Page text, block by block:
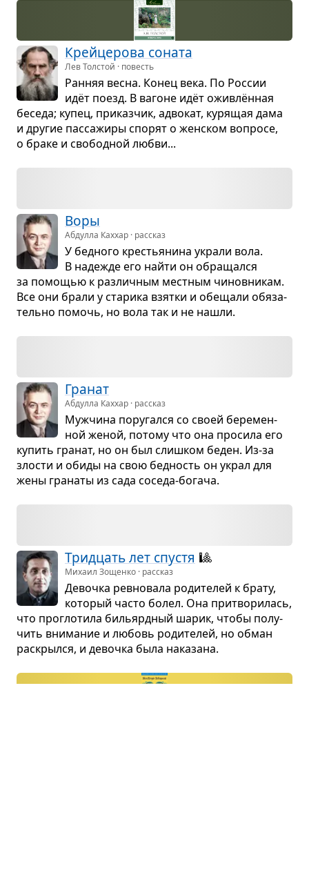
Крей­це­рова соната
Лев Толстой · повесть
Ран­няя весна. Конец века. По Рос­сии
идёт поезд. В вагоне идёт ожив­лён­ная
беседа; купец, при­каз­чик, адво­кат, куря­щая дама
и дру­гие пас­са­жиры спо­рят о жен­ском вопросе,
о браке и сво­бод­ной любви...
Воры
Абдулла Каххар · рассказ
У бед­ного кре­стья­нина украли вола.
В наде­жде его найти он обра­щался
за помо­щью к раз­лич­ным мест­ным чинов­ни­кам.
Все они брали у ста­рика взятки и обе­щали обя­за­
тельно помочь, но вола так и не нашли.
Гра­нат
Абдулла Каххар · рассказ
Муж­чина пору­гался со своей бере­мен­
ной женой, потому что она про­сила его
купить гра­нат, но он был слиш­ком беден. Из-за
зло­сти и обиды на свою бед­ность он украл для
жены гра­наты из сада соседа-богача.
Трид­цать лет спу­стя 🎱
Михаил Зощенко · рассказ
Девочка рев­но­вала роди­те­лей к брату,
кото­рый часто болел. Она при­тво­ри­лась,
что про­гло­тила бильярд­ный шарик, чтобы полу­
чить вни­ма­ние и любовь роди­те­лей, но обман
рас­крылся, и девочка была нака­зана.